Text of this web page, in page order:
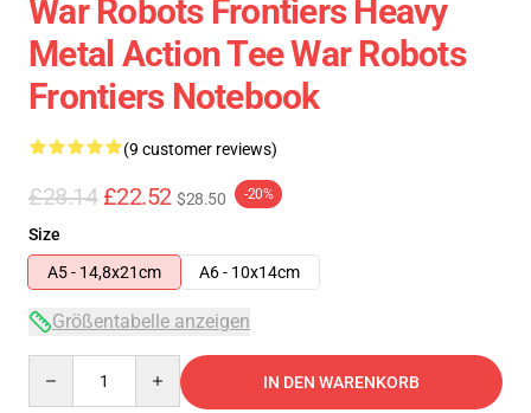
War Robots Frontiers Heavy
Metal Action Tee War Robots
Frontiers Notebook
(9 customer reviews)
£28.14 £22.52 $28.50 -20%
Size
A5 - 14,8x21cm
A6 - 10x14cm
Größentabelle anzeigen
IN DEN WARENKORB